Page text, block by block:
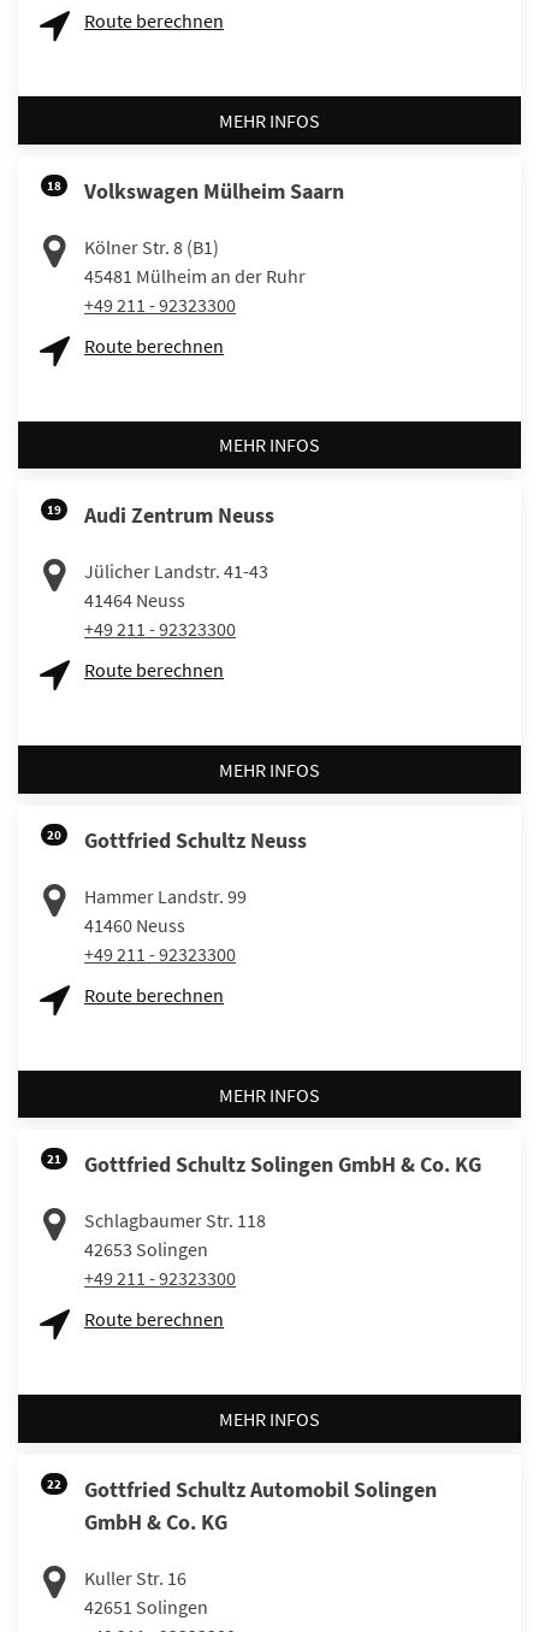
Route berechnen
MEHR INFOS
18 Volkswagen Mülheim Saarn
Kölner Str. 8 (B1)
45481 Mülheim an der Ruhr
+49 211 - 92323300
Route berechnen
MEHR INFOS
19 Audi Zentrum Neuss
Jülicher Landstr. 41-43
41464 Neuss
+49 211 - 92323300
Route berechnen
MEHR INFOS
20 Gottfried Schultz Neuss
Hammer Landstr. 99
41460 Neuss
+49 211 - 92323300
Route berechnen
MEHR INFOS
21 Gottfried Schultz Solingen GmbH & Co. KG
Schlagbaumer Str. 118
42653 Solingen
+49 211 - 92323300
Route berechnen
MEHR INFOS
22
Gottfried Schultz Automobil Solingen
GmbH & Co. KG
Kuller Str. 16
42651 Solingen